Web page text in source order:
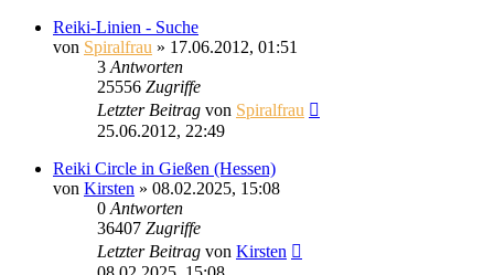
Reiki-Linien - Suche
von Spiralfrau » 17.06.2012, 01:51
3 Antworten
25556 Zugriffe
Letzter Beitrag von Spiralfrau
25.06.2012, 22:49
Reiki Circle in Gießen (Hessen)
von Kirsten » 08.02.2025, 15:08
0 Antworten
36407 Zugriffe
Letzter Beitrag von Kirsten